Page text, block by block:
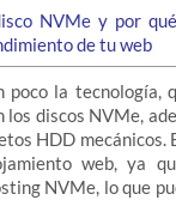
poco la tecnología,
discos NVMe,
HDD mecánicos.
web, ya
NVMe, lo que